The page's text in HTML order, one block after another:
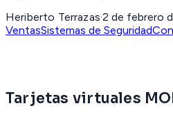
Heriberto Terrazas·2 de febrero
VentasSistemas de Seguridad
Tarjetas virtuales